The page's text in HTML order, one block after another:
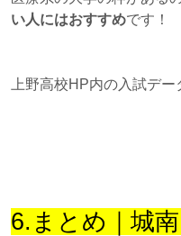
い人にはおすすめです！
上野高校HP内の入試デー
6.まとめ｜城